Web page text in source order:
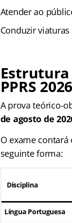
Atender ao
Conduzir
Estrutura
PPRS
A prova teórico-
de agosto de
O exame
seguinte forma:
Disciplina
Língua Portuguesa